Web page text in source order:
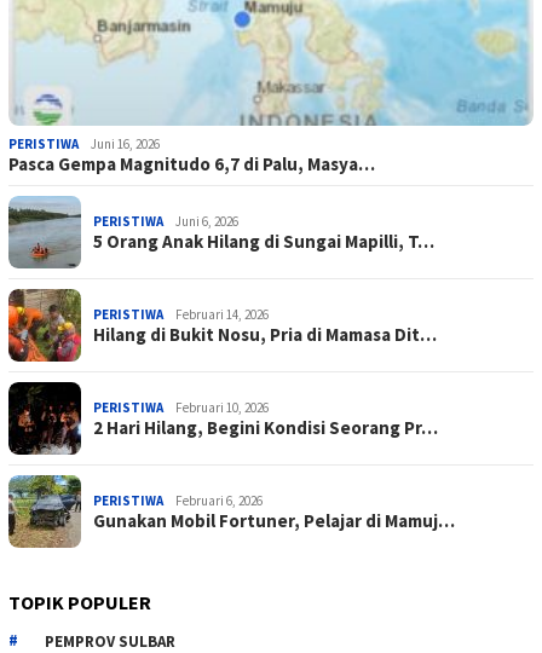
PERISTIWA Juni 16, 2026
Pasca Gempa Magnitudo 6,7 di Palu, Masya…
PERISTIWA Juni 6, 2026
5 Orang Anak Hilang di Sungai Mapilli, T…
PERISTIWA Februari 14, 2026
Hilang di Bukit Nosu, Pria di Mamasa Dit…
PERISTIWA Februari 10, 2026
2 Hari Hilang, Begini Kondisi Seorang Pr…
PERISTIWA Februari 6, 2026
Gunakan Mobil Fortuner, Pelajar di Mamuj…
TOPIK POPULER
PEMPROV SULBAR